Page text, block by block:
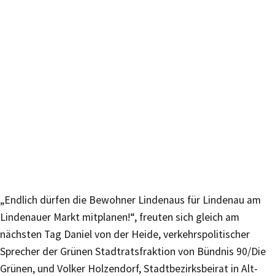
„Endlich dürfen die Bewohner Lindenaus für Lindenau am
Lindenauer Markt mitplanen!“, freuten sich gleich am
nächsten Tag Daniel von der Heide, verkehrspolitischer
Sprecher der Grünen Stadtratsfraktion von Bündnis 90/Die
Grünen, und Volker Holzendorf, Stadtbezirksbeirat in Alt-